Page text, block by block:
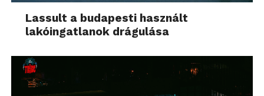
Lassult a budapesti használt
lakóingatlanok drágulása